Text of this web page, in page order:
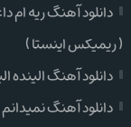
دانلود آهنگ ریه
( ریمیکس اینستا )
دانلود آهنگ الینده
دانلود آهنگ